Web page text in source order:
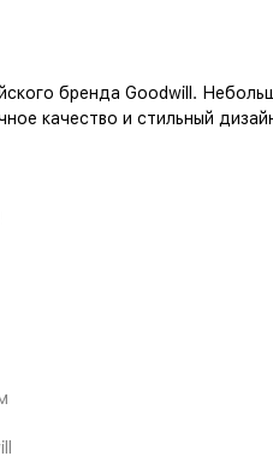
бренда Goodwill.
качество и стильный